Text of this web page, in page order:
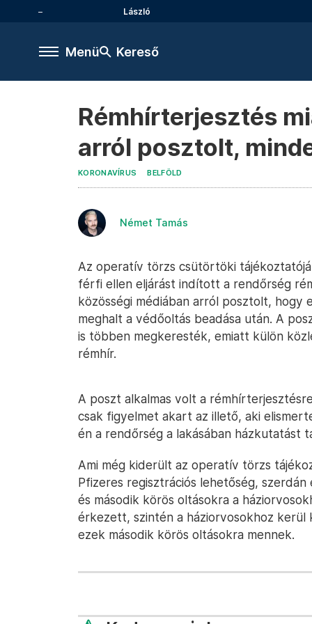
László
Menü Kereső
Rémhírterjesztés
arról posztolt,
KORONAVÍRUS BELFÖLD
Német Tamás
Az operatív törzs csütörtöki
férfi ellen eljárást indított a rendőrség
közösségi médiában arról posztolt, hogy
meghalt a védőoltás beadása után. A
is többen megkeresték, emiatt külön
rémhír.
A poszt alkalmas volt a
csak figyelmet akart az illető, aki
én a rendőrség a lakásában
Ami még kiderült az operatív törzs
Pfizeres regisztrációs lehetőség,
és második körös oltásokra a
érkezett, szintén a háziorvosokhoz kerül
ezek második körös oltásokra mennek.